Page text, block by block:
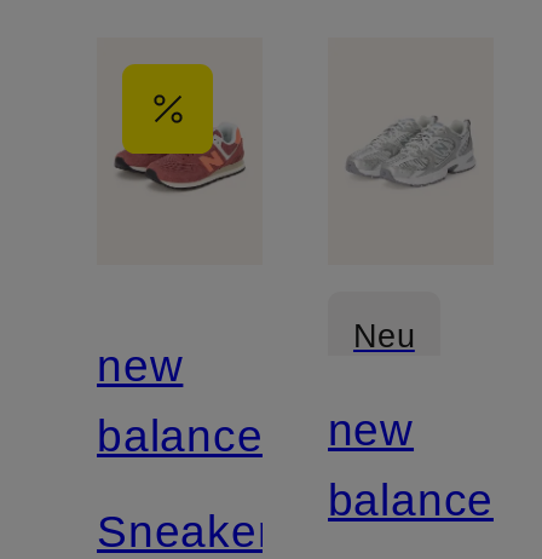
new
balance
Sneaker
Neu
new
balance